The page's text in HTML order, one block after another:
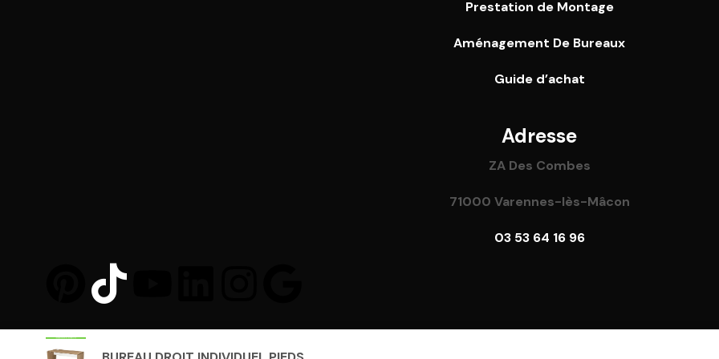
Prestation de Montage
Aménagement De Bureaux
Guide d’achat
Adresse
ZA Des Combes
71000 Varennes-lès-Mâcon
03 53 64 16 96